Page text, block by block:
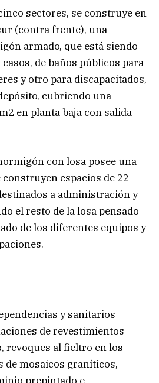
sectores, se construye en
(contra frente), una
armado, que está siendo
de baños públicos para
y otro para discapacitados,
cubriendo una
en planta baja con salida
con losa posee una
espacios de 22
a administración y
el resto de la losa pensado
de los diferentes equipos y
y sanitarios
de revestimientos
revoques al fieltro en los
de mosaicos graníticos,